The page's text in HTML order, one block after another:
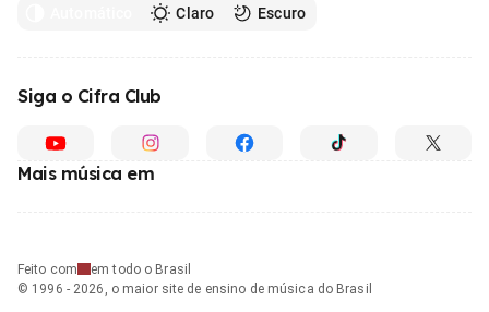
Claro Escuro
Siga o Cifra Club
Mais música em
Feito com
em todo o Brasil
© 1996 - 2026, o maior site de ensino de música do Brasil